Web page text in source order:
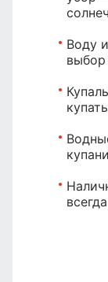
Воду
выбор